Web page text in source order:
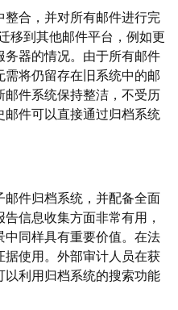
合，并对所有邮件进行完
移到其他邮件平台，例如更
器的情况。由于所有邮件
将仍留存在旧系统中的邮
件系统保持整洁，不受历
邮件可以直接通过归档系统
件归档系统，并配备全面
信息收集方面非常有用，
中同样具有重要价值。在法
使用。外部审计人员在获
利用归档系统的搜索功能